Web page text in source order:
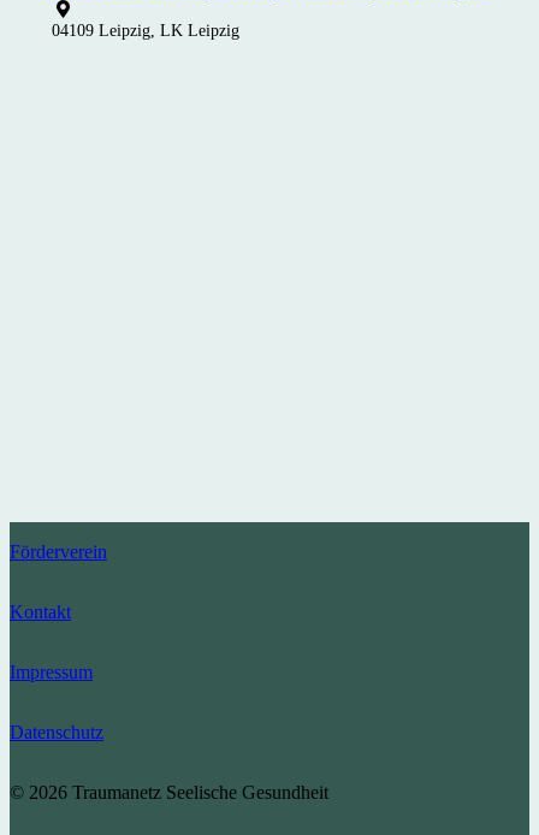
04109 Leipzig, LK Leipzig
Förderverein
Kontakt
Impressum
Datenschutz
© 2026 Traumanetz Seelische Gesundheit